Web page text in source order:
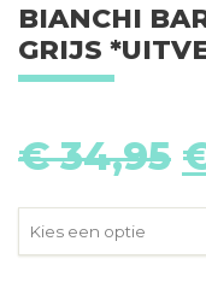
BIANCHI
GRIJS
€34,95